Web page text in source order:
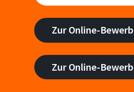
Zur Online-
Zur Online-